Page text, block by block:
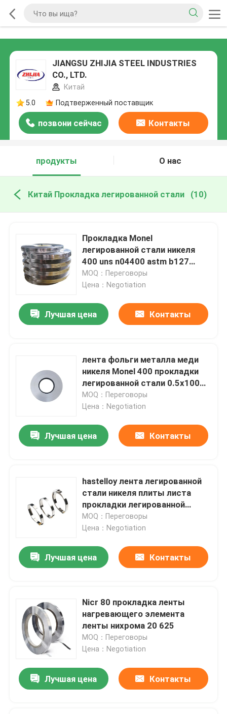
JIANGSU ZHIJIA STEEL INDUSTRIES
CO., LTD.
Китай
5.0
Подтверженный поставщик
позвони сейчас Контакты
продукты О нас
Китай Прокладка легированной стали (10)
Прокладка Monel
легированной стали никеля
400 uns n04400 astm b127
b564
MOQ：Переговоры
Цена：Negotiation
Лучшая цена Контакты
лента фольги металла меди
никеля Monel 400 прокладки
легированной стали 0.5x100
мягкая
MOQ：Переговоры
Цена：Negotiation
Лучшая цена Контакты
hastelloy лента легированной
стали никеля плиты листа
прокладки легированной
стали c276
MOQ：Переговоры
Цена：Negotiation
Лучшая цена Контакты
Nicr 80 прокладка ленты
нагревающего элемента
ленты нихрома 20 625
MOQ：Переговоры
Цена：Negotiation
Лучшая цена Контакты